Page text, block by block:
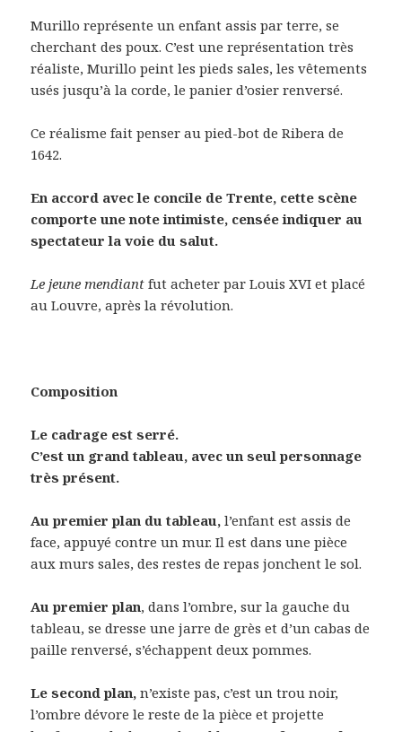
Murillo représente un enfant assis par terre, se
cherchant des poux. C’est une représentation très
réaliste, Murillo peint les pieds sales, les vêtements
usés jusqu’à la corde, le panier d’osier renversé.
Ce réalisme fait penser au pied-bot de Ribera de
1642.
En accord avec le concile de Trente, cette scène
comporte une note intimiste, censée indiquer au
spectateur la voie du salut.
Le jeune mendiantfut acheter par Louis XVI et placé
au Louvre, après la révolution.
Composition
Le cadrage est serré.
C’est un grand tableau, avec un seul personnage
très présent.
Au premier plan du tableau,l’enfant est assis de
face, appuyé contre un mur. Il est dans une pièce
aux murs sales, des restes de repas jonchent le sol.
Au premier plan, dans l’ombre, sur la gauche du
tableau, se dresse une jarre de grès et d’un cabas de
paille renversé, s’échappent deux pommes.
Le second plan, n’existe pas, c’est un trou noir,
l’ombre dévore le reste de la pièce et projette